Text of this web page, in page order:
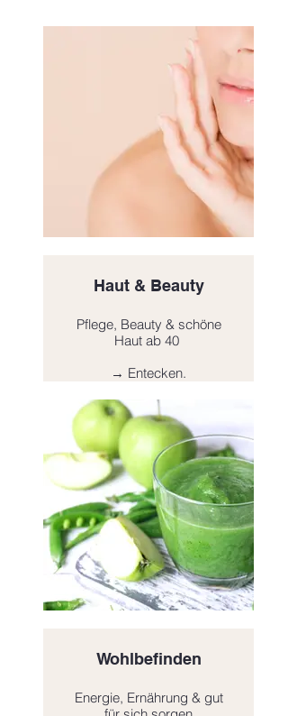
Haut & Beauty
Pflege, Beauty & schöne
Haut ab 40
→ Entecken.
Click here
Wohlbefinden
Energie, Ernährung & gut